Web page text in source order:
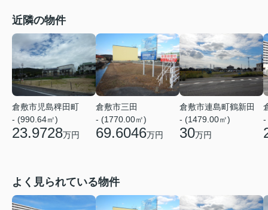
近隣の物件
倉敷市児島稗田町
- (990.64㎡)
23.9728万円
倉敷市三田
- (1770.00㎡)
69.6046万円
倉敷市連島町鶴新田
- (1479.00㎡)
30万円
-
よく見られている物件